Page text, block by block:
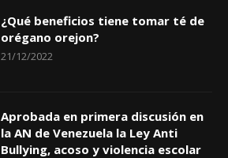
¿Qué beneficios tiene tomar té de
orégano orejon?
21/12/2022
Aprobada en primera discusión en
la AN de Venezuela la Ley Anti
Bullying, acoso y violencia escolar